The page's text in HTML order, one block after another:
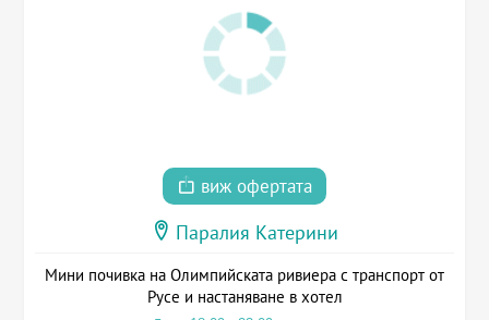
виж офертата
Паралия Катерини
Мини почивка на Олимпийската ривиера с транспорт от
Русе и настаняване в хотел